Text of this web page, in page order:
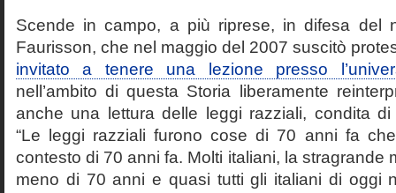
Scende in campo, a più riprese, in difesa del
Faurisson, che nel maggio del 2007 suscitò
invitato a tenere una lezione presso
nell’ambito di questa Storia liberamente
anche una lettura delle leggi razziali, condita di
“Le leggi razziali furono cose di 70 anni fa
contesto di 70 anni fa. Molti italiani, la stragrande
meno di 70 anni e quasi tutti gli italiani di oggi